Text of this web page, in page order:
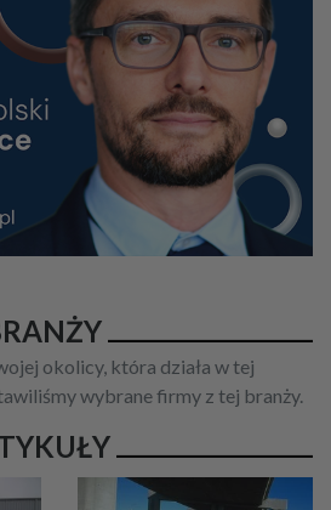
okolicy, która działa w tej
wybrane firmy z tej branży.